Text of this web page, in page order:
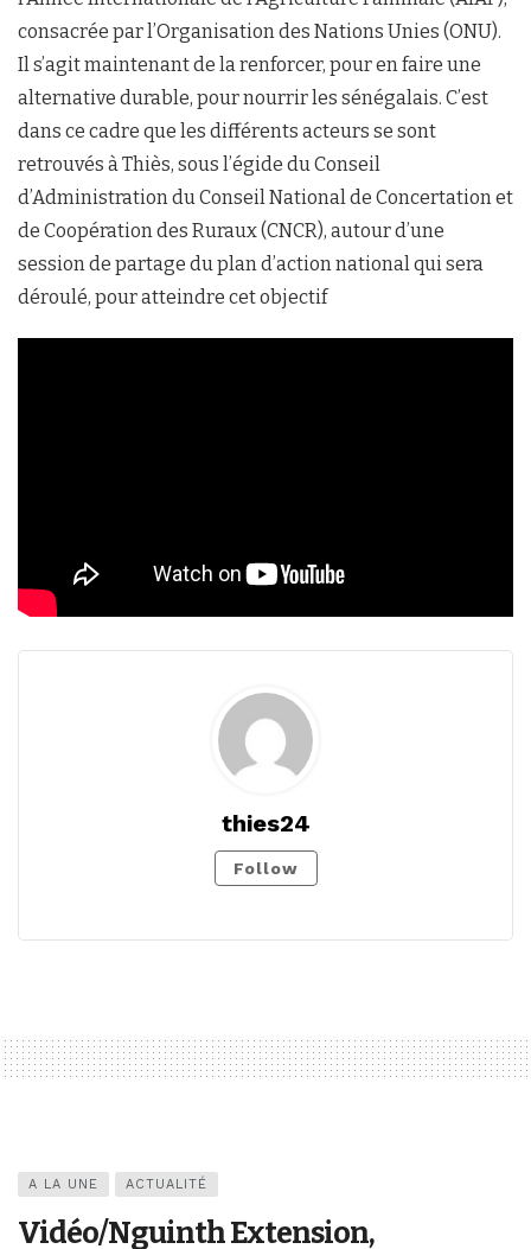
consacrée par l’Organisation des Nations Unies (ONU).
Il s’agit maintenant de la renforcer, pour en faire une
alternative durable, pour nourrir les sénégalais. C’est
dans ce cadre que les différents acteurs se sont
retrouvés à Thiès, sous l’égide du Conseil
d’Administration du Conseil National de Concertation et
de Coopération des Ruraux (CNCR), autour d’une
session de partage du plan d’action national qui sera
déroulé, pour atteindre cet objectif
thies24
Follow
A LA UNE ACTUALITÉ
Vidéo/Nguinth Extension,